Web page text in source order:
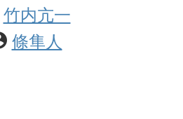
竹内亢一
條隼人